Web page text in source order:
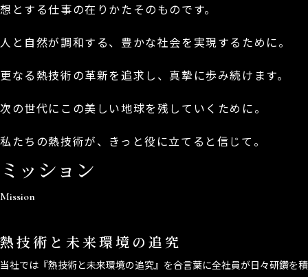
想とする仕事の在りかたそのものです。
人と自然が調和する、豊かな社会を実現するために。
更なる熱技術の革新を追求し、真摯に歩み続けます。
次の世代にこの美しい地球を残していくために。
私たちの熱技術が、きっと役に立てると信じて。
ミッション
Mission
熱技術と未来環境の追究
当社では『熱技術と未来環境の追究』を合言葉に全社員が日々研鑽を積